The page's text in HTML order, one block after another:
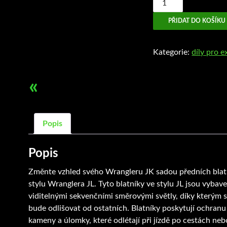
Flares
množství
PŘIDAT DO KOŠÍKU
Kategorie:díly pro
«
Popis
Popis
Změnte vzhled svého Wrangleru JK sadou předních
stylu Wranglera JL. Tyto blatníky ve stylu JL jsou
viditelnými sekvenčními směrovými světly, díky kterým
bude odlišovat od ostatních. Blatníky poskytují
kameny a úlomky, které odlétají při jízdě po cestách